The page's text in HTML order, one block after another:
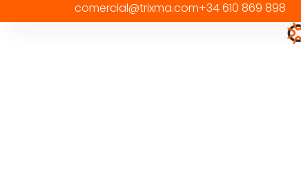
comercial@trixma.com+34 610 869 898